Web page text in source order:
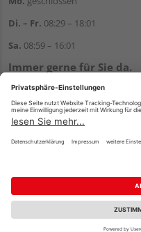
Di. – Fr. 08:29 – 18:01
Sa. 08:59 – 16:01
Immer gerne für Sie da.
E-Mail:kontakt@holzziller.de
Impressum AGB
Reservierungsbedingungen